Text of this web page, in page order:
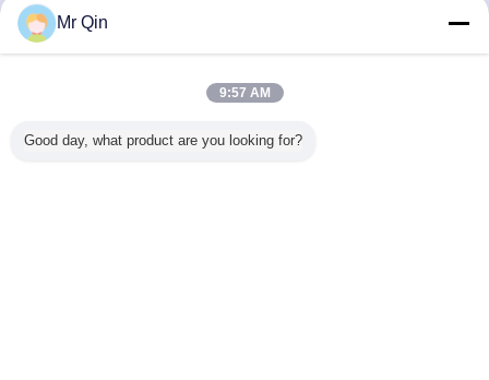
French
Vue de bureau
Mr Qin
9:57 AM
Good day, what product are you looking for?